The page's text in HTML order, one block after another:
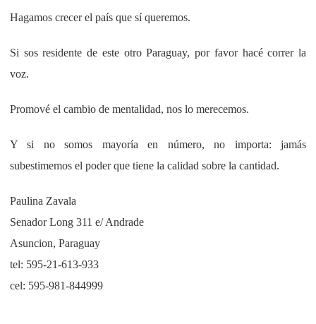
Hagamos crecer el país que sí queremos.
Si sos residente de este otro Paraguay, por favor hacé correr la
voz.
Promové el cambio de mentalidad, nos lo merecemos.
Y si no somos mayoría en número, no importa: jamás
subestimemos el poder que tiene la calidad sobre la cantidad.
Paulina Zavala
Senador Long 311 e/ Andrade
Asuncion, Paraguay
tel: 595-21-613-933
cel: 595-981-844999